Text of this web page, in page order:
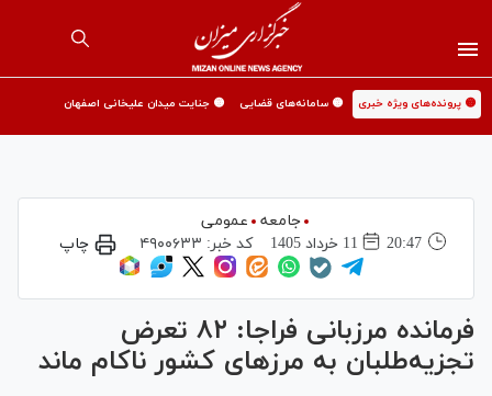
🟡 پرونده‌های ویژه خبری 🟡 سامانه‌های قضایی 🟡 جنایت میدان علیخانی اصفهان
جامعه
عمومی
20:47
11 خرداد 1405 کد خبر: ۴۹۰۰۶۳۳ چاپ
فرمانده مرزبانی فراجا: ۸۲ تعرض
تجزیه‌طلبان به مرزهای کشور ناکام ماند